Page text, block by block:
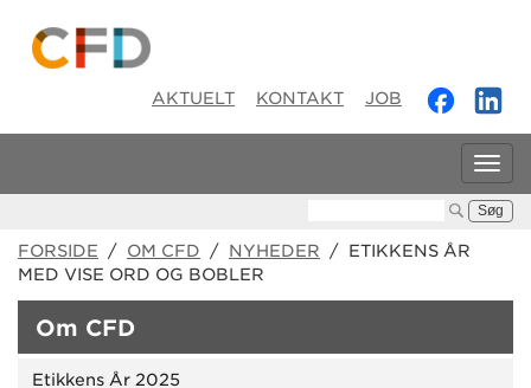
AKTUELT KONTAKT JOB
FORSIDE / OM CFD / NYHEDER / ETIKKENS ÅR
MED VISE ORD OG BOBLER
Om CFD
Etikkens År 2025